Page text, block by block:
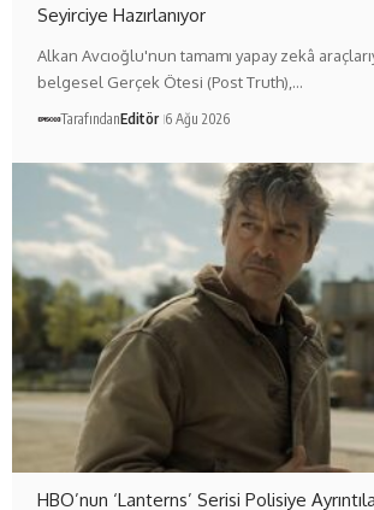
Seyirciye Hazırlanıyor
Alkan Avcıoğlu'nun tamamı yapay zekâ
belgesel Gerçek Ötesi (Post Truth),…
TarafındanEditör 6 Ağu 2026
HBO’nun ‘Lanterns’ Serisi Polisiye